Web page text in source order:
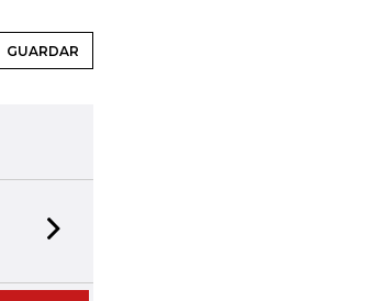
GUARDAR